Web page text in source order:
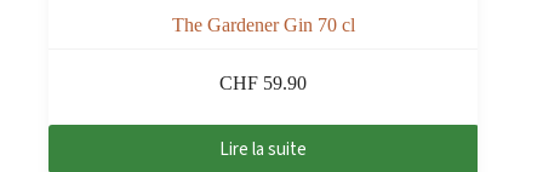
The Gardener Gin 70 cl
CHF 59.90
Lire la suite